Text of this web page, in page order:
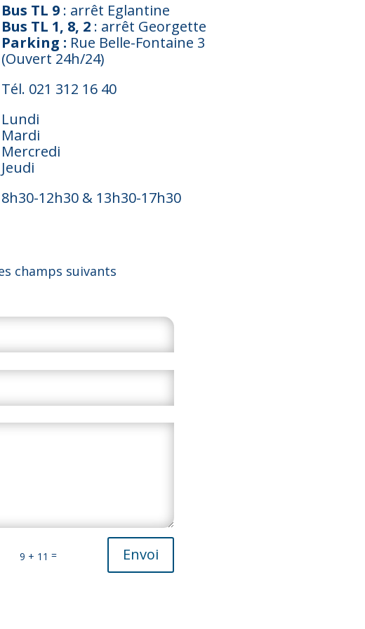
Bus TL 9 : arrêt Eglantine
Bus TL 1, 8, 2 : arrêt Georgette
Parking : Rue Belle-Fontaine 3
(Ouvert 24h/24)
Tél. 021 312 16 40
Lundi
Mardi
Mercredi
Jeudi
8h30-12h30 & 13h30-17h30
champs suivants
9 + 11 = Envoi